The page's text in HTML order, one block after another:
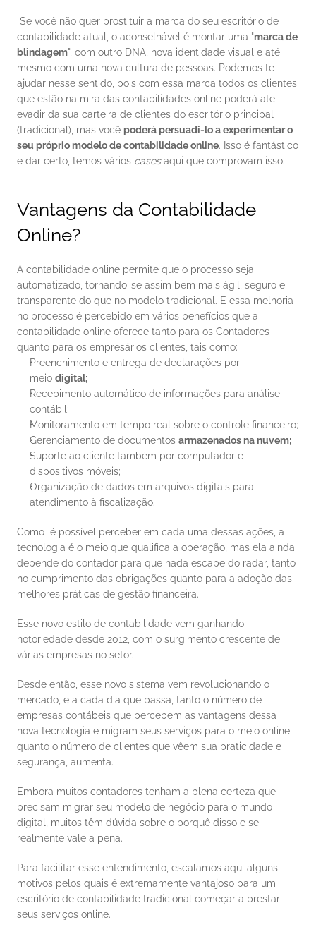
contabilidade atual, o aconselhável é montar uma "marca de
blindagem", com outro DNA, nova identidade visual e até
mesmo com uma nova cultura de pessoas. Podemos te
ajudar nesse sentido, pois com essa marca todos os clientes
que estão na mira das contabilidades online poderá ate
evadir da sua carteira de clientes do escritório principal
(tradicional), mas você poderá persuadi-lo a experimentar o
seu próprio modelo de contabilidade online. Isso é fantástico
e dar certo, temos vários cases aqui que comprovam isso.
Vantagens da Contabilidade
Online?
A contabilidade online permite que o processo seja
automatizado, tornando-se assim bem mais ágil, seguro e
transparente do que no modelo tradicional. E essa melhoria
no processo é percebido em vários benefícios que a
contabilidade online oferece tanto para os Contadores
quanto para os empresários clientes, tais como:
Preenchimento e entrega de declarações por
meio digital;
Recebimento automático de informações para análise
contábil;
Monitoramento em tempo real sobre o controle financeiro;
Gerenciamento de documentos armazenados na nuvem;
Suporte ao cliente também por computador e
dispositivos móveis;
Organização de dados em arquivos digitais para
atendimento à fiscalização.
Como  é possível perceber em cada uma dessas ações, a
tecnologia é o meio que qualifica a operação, mas ela ainda
depende do contador para que nada escape do radar, tanto
no cumprimento das obrigações quanto para a adoção das
melhores práticas de gestão financeira.
Esse novo estilo de contabilidade vem ganhando
notoriedade desde 2012, com o surgimento crescente de
várias empresas no setor.
Desde então, esse novo sistema vem revolucionando o
mercado, e a cada dia que passa, tanto o número de
empresas contábeis que percebem as vantagens dessa
nova tecnologia e migram seus serviços para o meio online
quanto o número de clientes que vêem sua praticidade e
segurança, aumenta.
Embora muitos contadores tenham a plena certeza que
precisam migrar seu modelo de negócio para o mundo
digital, muitos têm dúvida sobre o porquê disso e se
realmente vale a pena.
Para facilitar esse entendimento, escalamos aqui alguns
motivos pelos quais é extremamente vantajoso para um
escritório de contabilidade tradicional começar a prestar
seus serviços online.